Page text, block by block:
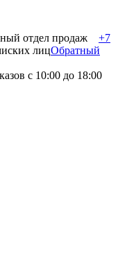
отдел продаж
+7
лицОбратный
с 10:00 до 18:00